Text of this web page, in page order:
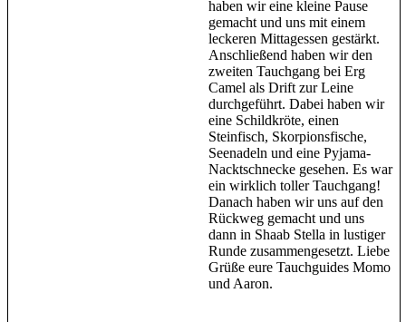
haben wir eine kleine Pause
gemacht und uns mit einem
leckeren Mittagessen gestärkt.
Anschließend haben wir den
zweiten Tauchgang bei Erg
Camel als Drift zur Leine
durchgeführt. Dabei haben wir
eine Schildkröte, einen
Steinfisch, Skorpionsfische,
Seenadeln und eine Pyjama-
Nacktschnecke gesehen. Es war
ein wirklich toller Tauchgang!
Danach haben wir uns auf den
Rückweg gemacht und uns
dann in Shaab Stella in lustiger
Runde zusammengesetzt. Liebe
Grüße eure Tauchguides Momo
und Aaron.